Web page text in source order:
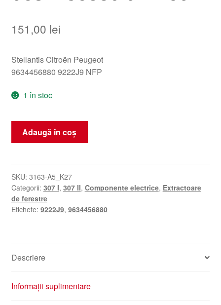
151,00 lei
Stellantis Citroën Peugeot
9634456880 9222J9 NFP
1 în stoc
Cantitate
Mecanism
Peugeot
307
9634456880
9222J9
Adaugă în coș
SKU: 3163-A5_K27
Categorii: 307 I, 307 II, Componente electrice, Extractoare
de ferestre
Etichete: 9222J9, 9634456880
Descriere
Informații suplimentare